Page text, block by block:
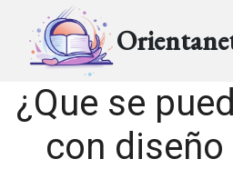
¿Que se
con